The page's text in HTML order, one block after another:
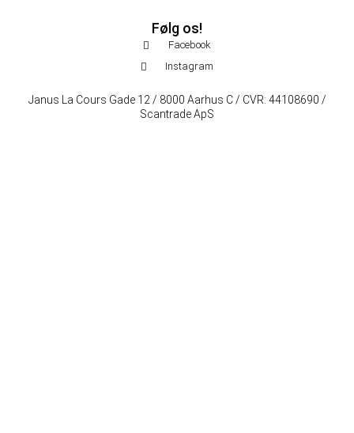
Følg os!
Facebook
Instagram
Janus La Cours Gade 12 / 8000 Aarhus C / CVR: 44108690 /
Scantrade ApS